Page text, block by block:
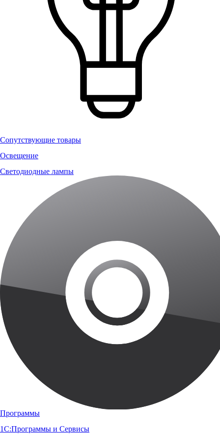
Сопутствующие товары
Освещение
Светодиодные лампы
Программы
1С:Программы и Сервисы